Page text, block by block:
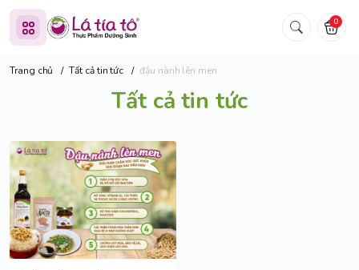
0
Trang chủ / Tất cả tin tức / đậu nành lên men
Tất cả tin tức